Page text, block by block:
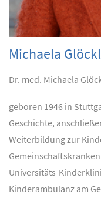
Michaela
Dr. med. Michaela
geboren 1946 in
Geschichte,
Weiterbildung zur
Universitäts-
Kinderambulanz am